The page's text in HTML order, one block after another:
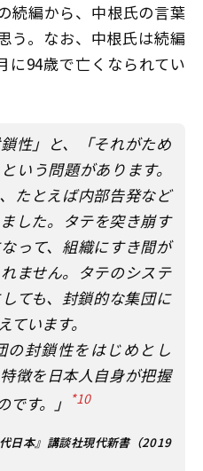
続編から、中根氏の言葉
う。なお、中根氏は続編
に94歳で亡くなられてい
性」と、「それがため
いう問題があります。
たとえば内部告発など
した。タテを突き崩す
って、組織にすき間が
ません。タテのシステ
ても、封鎖的な集団に
います。
の封鎖性をはじめとし
徴を日本人自身が把握
です。」 *10
日本』講談社現代新書（2019